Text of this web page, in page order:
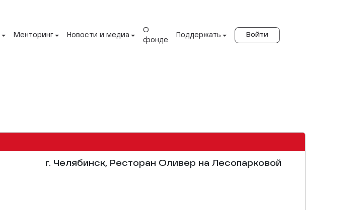
Менторинг Новости и медиа
О
фонде
Поддержать Войти
г. Челябинск, Ресторан Оливер на Лесопарковой